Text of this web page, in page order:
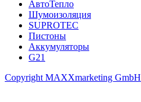
АвтоТепло
Шумоизоляция
SUPROTEC
Пистоны
Аккумуляторы
G21
Copyright MAXXmarketing GmbH